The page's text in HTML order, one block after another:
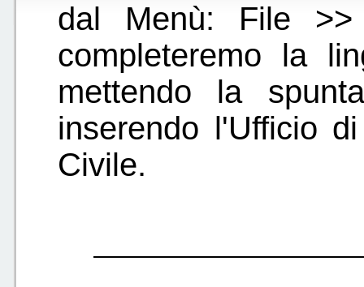
dal Menù: File >>
completeremo la
mettendo la
inserendo l'Ufficio
Civile.